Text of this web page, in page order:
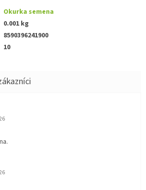
Okurka semena
0.001 kg
8590396241900
10
obchodu je 5 z 5 hvězdiček.
obchodu je 5 z 5 hvězdiček.